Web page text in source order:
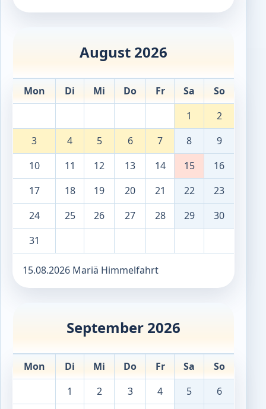
August 2026
Mon Di Mi Do Fr Sa
So
1
2
3
4 5 6 7 8
9
10
11 12 13 14 15
16
17
18 19 20 21 22
23
24
25 26 27 28 29
30
31
15.08.2026 Mariä Himmelfahrt
September 2026
Mon Di Mi Do Fr Sa
So
1
2 3 4 5
6